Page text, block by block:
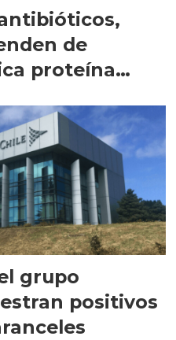
de
proteína
grupo
positivos